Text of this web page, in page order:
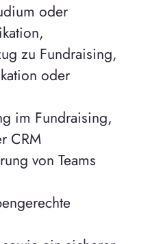
oder
zu Fundraising,
oder
im Fundraising,
CRM
von Teams